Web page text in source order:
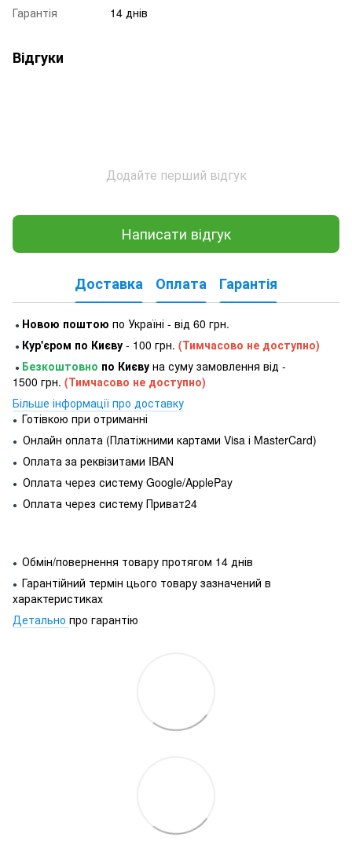
Гарантія
14 днів
Відгуки
Додайте перший відгук
Написати відгук
Доставка Оплата Гарантія
● Новою поштою по Україні - від 60 грн.
● Кур'єром по Києву - 100 грн. (Тимчасово не доступно)
● Безкоштовно по Києву на суму замовлення від -
1500 грн. (Тимчасово не доступно)
Більше інформації про доставку
● Готівкою при отриманні
● Онлайн оплата (Платіжними картами Visa і MasterCard)
● Оплата за реквізитами IBAN
● Оплата через систему Google/ApplePay
● Оплата через систему Приват24
● Обмін/повернення товару протягом 14 днів
● Гарантійний термін цього товару зазначений в
характеристиках
Детально про гарантію